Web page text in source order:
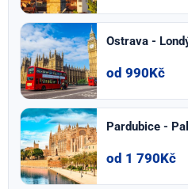
Ostrava -
od 990Kč
Pardubice -
od 1 790Kč